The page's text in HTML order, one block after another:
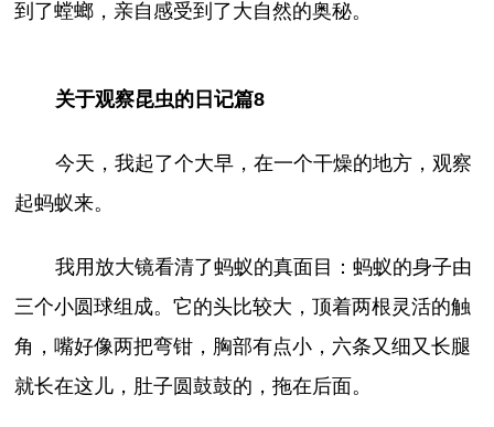
到了螳螂，亲自感受到了大自然的奥秘。
关于观察昆虫的日记篇8
今天，我起了个大早，在一个干燥的地方，观察
起蚂蚁来。
我用放大镜看清了蚂蚁的真面目：蚂蚁的身子由
三个小圆球组成。它的头比较大，顶着两根灵活的触
角，嘴好像两把弯钳，胸部有点小，六条又细又长腿
就长在这儿，肚子圆鼓鼓的，拖在后面。